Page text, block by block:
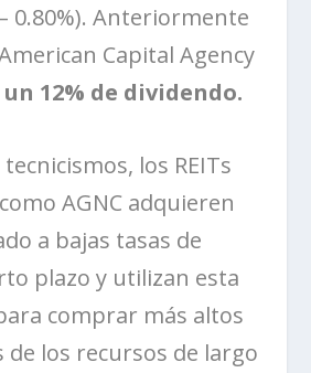
0.80%). Anteriormente
Capital Agency
12% de dividendo.
los REITs
AGNC adquieren
a bajas tasas de
plazo y utilizan esta
comprar más altos
los recursos de largo